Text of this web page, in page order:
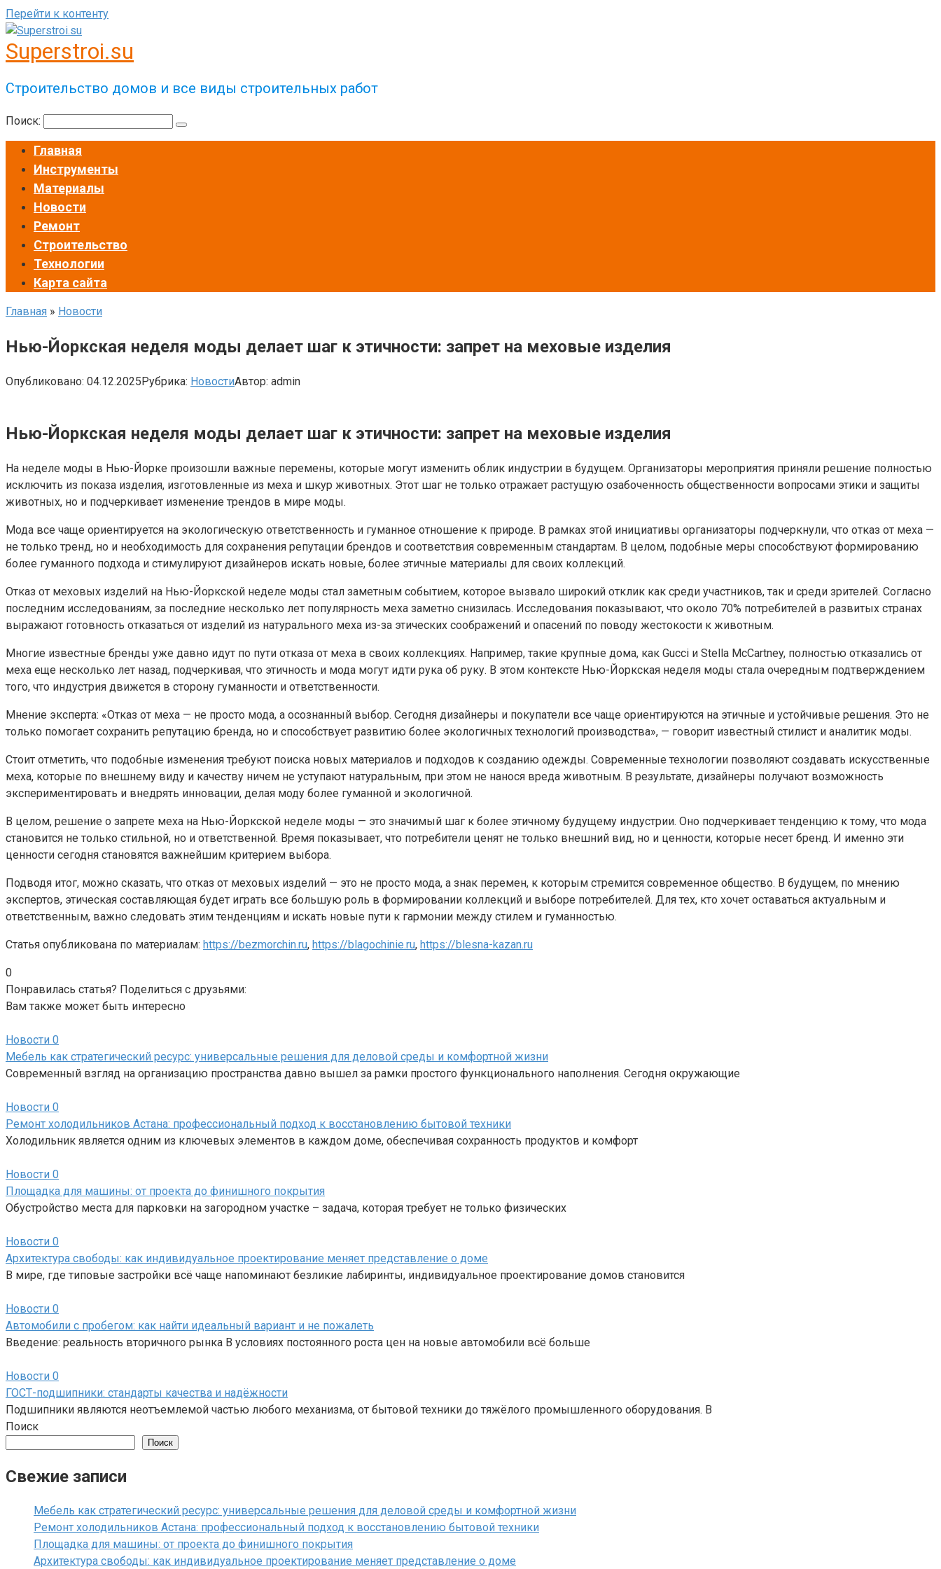
Перейти к контенту
Superstroi.su
Строительство домов и все виды строительных работ
Поиск:
Главная
Инструменты
Материалы
Новости
Ремонт
Строительство
Технологии
Карта сайта
Главная » Новости
Нью-Йоркская неделя моды делает шаг к этичности: запрет на меховые изделия
Опубликовано: 04.12.2025Рубрика: НовостиАвтор: admin
Нью-Йоркская неделя моды делает шаг к этичности: запрет на меховые изделия
На неделе моды в Нью-Йорке произошли важные перемены, которые могут изменить облик индустрии в будущем. Организаторы мероприятия приняли решение полностью
исключить из показа изделия, изготовленные из меха и шкур животных. Этот шаг не только отражает растущую озабоченность общественности вопросами этики и защиты
животных, но и подчеркивает изменение трендов в мире моды.
Мода все чаще ориентируется на экологическую ответственность и гуманное отношение к природе. В рамках этой инициативы организаторы подчеркнули, что отказ от меха —
не только тренд, но и необходимость для сохранения репутации брендов и соответствия современным стандартам. В целом, подобные меры способствуют формированию
более гуманного подхода и стимулируют дизайнеров искать новые, более этичные материалы для своих коллекций.
Отказ от меховых изделий на Нью-Йоркской неделе моды стал заметным событием, которое вызвало широкий отклик как среди участников, так и среди зрителей. Согласно
последним исследованиям, за последние несколько лет популярность меха заметно снизилась. Исследования показывают, что около 70% потребителей в развитых странах
выражают готовность отказаться от изделий из натурального меха из-за этических соображений и опасений по поводу жестокости к животным.
Многие известные бренды уже давно идут по пути отказа от меха в своих коллекциях. Например, такие крупные дома, как Gucci и Stella McCartney, полностью отказались от
меха еще несколько лет назад, подчеркивая, что этичность и мода могут идти рука об руку. В этом контексте Нью-Йоркская неделя моды стала очередным подтверждением
того, что индустрия движется в сторону гуманности и ответственности.
Мнение эксперта: «Отказ от меха — не просто мода, а осознанный выбор. Сегодня дизайнеры и покупатели все чаще ориентируются на этичные и устойчивые решения. Это не
только помогает сохранить репутацию бренда, но и способствует развитию более экологичных технологий производства», — говорит известный стилист и аналитик моды.
Стоит отметить, что подобные изменения требуют поиска новых материалов и подходов к созданию одежды. Современные технологии позволяют создавать искусственные
меха, которые по внешнему виду и качеству ничем не уступают натуральным, при этом не нанося вреда животным. В результате, дизайнеры получают возможность
экспериментировать и внедрять инновации, делая моду более гуманной и экологичной.
В целом, решение о запрете меха на Нью-Йоркской неделе моды — это значимый шаг к более этичному будущему индустрии. Оно подчеркивает тенденцию к тому, что мода
становится не только стильной, но и ответственной. Время показывает, что потребители ценят не только внешний вид, но и ценности, которые несет бренд. И именно эти
ценности сегодня становятся важнейшим критерием выбора.
Подводя итог, можно сказать, что отказ от меховых изделий — это не просто мода, а знак перемен, к которым стремится современное общество. В будущем, по мнению
экспертов, этическая составляющая будет играть все большую роль в формировании коллекций и выборе потребителей. Для тех, кто хочет оставаться актуальным и
ответственным, важно следовать этим тенденциям и искать новые пути к гармонии между стилем и гуманностью.
Статья опубликована по материалам: https://bezmorchin.ru, https://blagochinie.ru, https://blesna-kazan.ru
0
Понравилась статья? Поделиться с друзьями:
Вам также может быть интересно
Новости 0
Мебель как стратегический ресурс: универсальные решения для деловой среды и комфортной жизни
Современный взгляд на организацию пространства давно вышел за рамки простого функционального наполнения. Сегодня окружающие
Новости 0
Ремонт холодильников Астана: профессиональный подход к восстановлению бытовой техники
Холодильник является одним из ключевых элементов в каждом доме, обеспечивая сохранность продуктов и комфорт
Новости 0
Площадка для машины: от проекта до финишного покрытия
Обустройство места для парковки на загородном участке – задача, которая требует не только физических
Новости 0
Архитектура свободы: как индивидуальное проектирование меняет представление о доме
В мире, где типовые застройки всё чаще напоминают безликие лабиринты, индивидуальное проектирование домов становится
Новости 0
Автомобили с пробегом: как найти идеальный вариант и не пожалеть
Введение: реальность вторичного рынка В условиях постоянного роста цен на новые автомобили всё больше
Новости 0
ГОСТ-подшипники: стандарты качества и надёжности
Подшипники являются неотъемлемой частью любого механизма, от бытовой техники до тяжёлого промышленного оборудования. В
Поиск
Поиск
Свежие записи
Мебель как стратегический ресурс: универсальные решения для деловой среды и комфортной жизни
Ремонт холодильников Астана: профессиональный подход к восстановлению бытовой техники
Площадка для машины: от проекта до финишного покрытия
Архитектура свободы: как индивидуальное проектирование меняет представление о доме